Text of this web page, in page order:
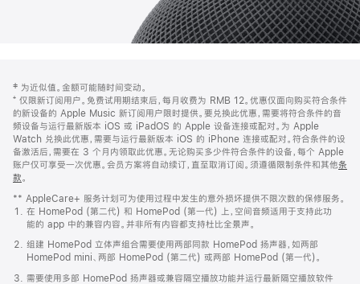
页
页
脚
注
‡ 为近似值。金额可能随时间变动。
⁺ 仅限新订阅用户。免费试用期结束后，每月收费为 RMB 12。优惠仅面向购买符合条件
的新设备的 Apple Music 新订阅用户限时提供。要兑换此优惠，需要将符合条件的音
频设备与运行最新版本 iOS 或 iPadOS 的 Apple 设备连接或配对。为 Apple
Watch 兑换此优惠，需要与运行最新版本 iOS 的 iPhone 连接或配对。符合条件的设
备激活后，需要在 3 个月内领取此优惠。无论购买多少件符合条件的设备，每个 Apple
账户仅可享受一次优惠。会员方案将自动续订，直至取消订阅。须遵循限制条件和其他条
款。
窗
口
中
打
开)
** AppleCare+ 服务计划可为使用过程中发生的意外损坏提供不限次数的保修服务。
在 HomePod (第二代) 和 HomePod (第一代) 上，空间音频适用于支持此功
能的 app 中的兼容内容。并非所有内容都支持杜比全景声。
组建 HomePod 立体声组合需要使用两部同款 HomePod 扬声器，如两部
HomePod mini、两部 HomePod (第二代) 或两部 HomePod (第一代)。
需要使用多部 HomePod 扬声器或兼容隔空播放功能并运行最新隔空播放软件